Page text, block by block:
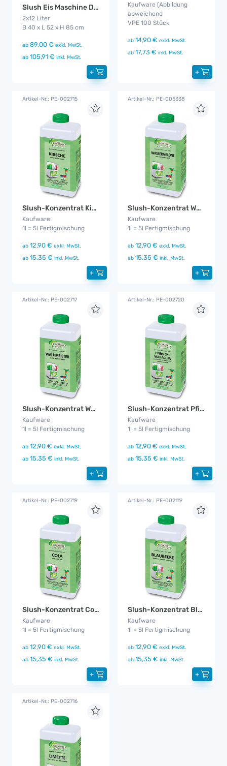
Slush Eis Maschine Doppelkammer
2x12 Liter
B 40 x L 52 x H 85 cm
ab 89,00 € exkl. MwSt.
ab 105,91 € inkl. MwSt.
+
Kaufware (Abbildung
abweichend
VPE 100 Stück
ab 14,90 € exkl. MwSt.
ab 17,73 € inkl. MwSt.
+
Artikel-Nr.: PE-002715
Slush-Konzentrat Kirsche Zuckerfrei
Kaufware
1l = 5l Fertigmischung
ab 12,90 € exkl. MwSt.
ab 15,35 € inkl. MwSt.
+
Artikel-Nr.: PE-005338
Slush-Konzentrat Wassermelone Zuckerfrei
Kaufware
1l = 5l Fertigmischung
ab 12,90 € exkl. MwSt.
ab 15,35 € inkl. MwSt.
+
Artikel-Nr.: PE-002717
Slush-Konzentrat Waldmeister Zuckerfrei
Kaufware
1l = 5l Fertigmischung
ab 12,90 € exkl. MwSt.
ab 15,35 € inkl. MwSt.
+
Artikel-Nr.: PE-002720
Slush-Konzentrat Pfirsich-Maracuja Zuckerfrei
Kaufware
1l = 5l Fertigmischung
ab 12,90 € exkl. MwSt.
ab 15,35 € inkl. MwSt.
+
Artikel-Nr.: PE-002719
Slush-Konzentrat Cola Zuckerfrei
Kaufware
1l = 5l Fertigmischung
ab 12,90 € exkl. MwSt.
ab 15,35 € inkl. MwSt.
+
Artikel-Nr.: PE-002119
Slush-Konzentrat Blaubeere
Kaufware
1l = 5l Fertigmischung
ab 12,90 € exkl. MwSt.
ab 15,35 € inkl. MwSt.
+
Artikel-Nr.: PE-002716